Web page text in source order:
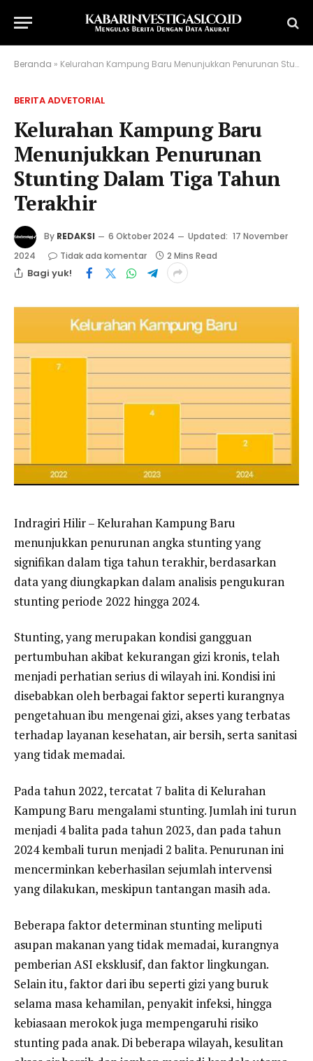
Beranda » Kelurahan Kampung Baru Menunjukkan Penurunan Stunting Dalam Tiga Tahun Terakhir
BERITA ADVETORIAL
Kelurahan Kampung Baru
Menunjukkan Penurunan
Stunting Dalam Tiga Tahun
Terakhir
By REDAKSI 6 Oktober 2024 Updated: 17 November
2024
Tidak ada komentar 2 Mins Read
Bagi yuk!
Indragiri Hilir – Kelurahan Kampung Baru
menunjukkan penurunan angka stunting yang
signifikan dalam tiga tahun terakhir, berdasarkan
data yang diungkapkan dalam analisis pengukuran
stunting periode 2022 hingga 2024.
Stunting, yang merupakan kondisi gangguan
pertumbuhan akibat kekurangan gizi kronis, telah
menjadi perhatian serius di wilayah ini. Kondisi ini
disebabkan oleh berbagai faktor seperti kurangnya
pengetahuan ibu mengenai gizi, akses yang terbatas
terhadap layanan kesehatan, air bersih, serta sanitasi
yang tidak memadai.
Pada tahun 2022, tercatat 7 balita di Kelurahan
Kampung Baru mengalami stunting. Jumlah ini turun
menjadi 4 balita pada tahun 2023, dan pada tahun
2024 kembali turun menjadi 2 balita. Penurunan ini
mencerminkan keberhasilan sejumlah intervensi
yang dilakukan, meskipun tantangan masih ada.
Beberapa faktor determinan stunting meliputi
asupan makanan yang tidak memadai, kurangnya
pemberian ASI eksklusif, dan faktor lingkungan.
Selain itu, faktor dari ibu seperti gizi yang buruk
selama masa kehamilan, penyakit infeksi, hingga
kebiasaan merokok juga mempengaruhi risiko
stunting pada anak. Di beberapa wilayah, kesulitan